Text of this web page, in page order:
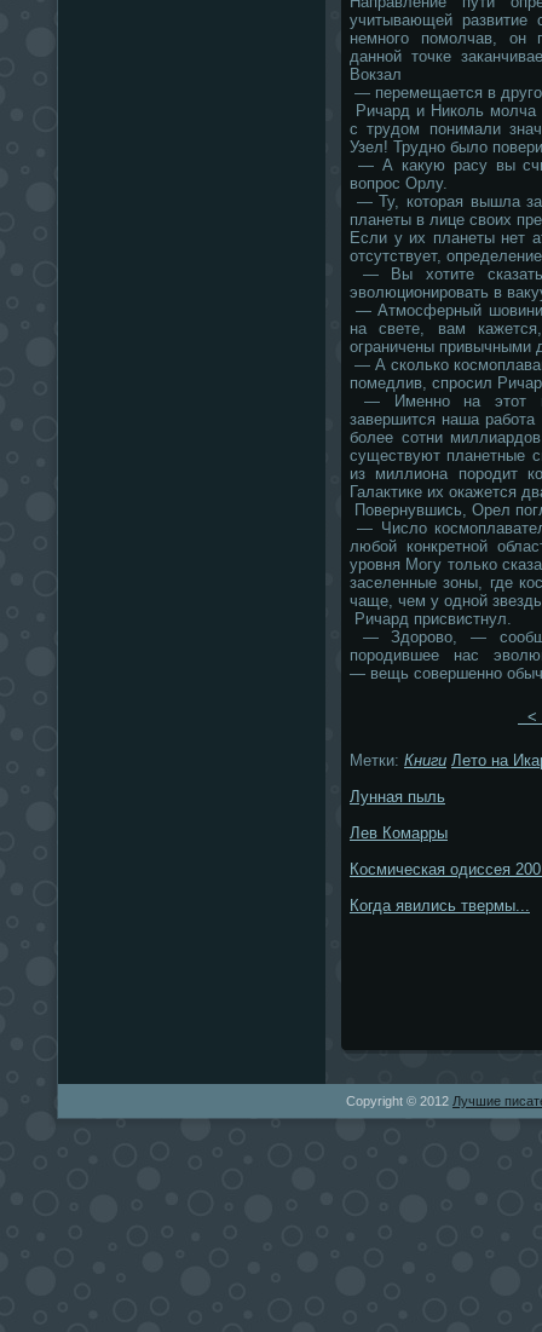
учитывающей
немного помолчав,
данной точке
Вокзал
— перемещается в
Ричард и Николь молча
с трудом понимали
Узел! Трудно было
— А какую расу вы
вопрос Орлу.
— Ту, которая вышла
планеты в лице своих
Если у их планеты нет
отсутствует,
— Вы хотите
эволюционировать в
— Атмосферный
на свете, вам
ограничены привычными
— А сколько
помедлив, спросил
— Именно на этот
завершится наша
более сотни
существуют планетные
из миллиона породит
Галактике их окажется
Повернувшись, Орел
— Число
любой конкретной
уровня Могу только
заселенные зоны, где
чаще, чем у одной
Ричард присвистнул.
— Здорово, —
породившее нас
— вещь совершенно
<
Метки: Книги Лето на
Лунная пыль
Лев Комарры
Космическая одиссея
Когда явились твермы...
Copyright © 2012 Лучшие